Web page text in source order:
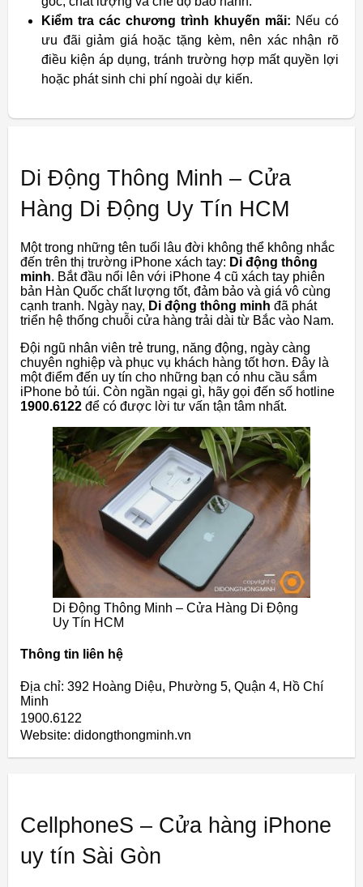
Kiểm tra các chương trình khuyến mãi: Nếu có
ưu đãi giảm giá hoặc tặng kèm, nên xác nhận rõ
điều kiện áp dụng, tránh trường hợp mất quyền lợi
hoặc phát sinh chi phí ngoài dự kiến.
Di Động Thông Minh – Cửa
Hàng Di Động Uy Tín HCM
Một trong những tên tuổi lâu đời không thể không nhắc
đến trên thị trường iPhone xách tay: Di động thông
minh. Bắt đầu nổi lên với iPhone 4 cũ xách tay phiên
bản Hàn Quốc chất lượng tốt, đảm bảo và giá vô cùng
cạnh tranh. Ngày nay, Di động thông minh đã phát
triển hệ thống chuỗi cửa hàng trải dài từ Bắc vào Nam.
Đội ngũ nhân viên trẻ trung, năng động, ngày càng
chuyên nghiệp và phục vụ khách hàng tốt hơn. Đây là
một điểm đến uy tín cho những bạn có nhu cầu sắm
iPhone bỏ túi. Còn ngần ngại gì, hãy gọi đến số hotline
1900.6122 để có được lời tư vấn tận tâm nhất.
Di Động Thông Minh – Cửa Hàng Di Động
Uy Tín HCM
Thông tin liên hệ
Địa chỉ: 392 Hoàng Diệu, Phường 5, Quận 4, Hồ Chí
Minh
1900.6122
Website: didongthongminh.vn
CellphoneS – Cửa hàng iPhone
uy tín Sài Gòn